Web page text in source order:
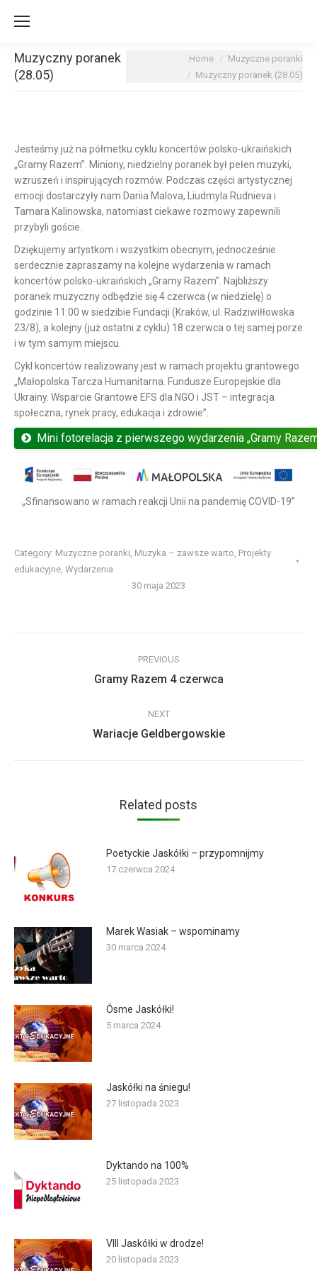
Muzyczny poranek
(28.05)
Home
Muzyczne poranki
Muzyczny poranek (28.05)
Jesteśmy już na półmetku cyklu koncertów polsko-ukraińskich
„Gramy Razem”. Miniony, niedzielny poranek był pełen muzyki,
wzruszeń i inspirujących rozmów. Podczas części artystycznej
emocji dostarczyły nam Dariia Malova, Liudmyla Rudnieva i
Tamara Kalinowska, natomiast ciekawe rozmowy zapewnili
przybyli goście.
Dziękujemy artystkom i wszystkim obecnym, jednocześnie
serdecznie zapraszamy na kolejne wydarzenia w ramach
koncertów polsko-ukraińskich „Gramy Razem”. Najbliższy
poranek muzyczny odbędzie się 4 czerwca (w niedzielę) o
godzinie 11:00 w siedzibie Fundacji (Kraków, ul. Radziwiłłowska
23/8), a kolejny (już ostatni z cyklu) 18 czerwca o tej samej porze
i w tym samym miejscu.
Cykl koncertów realizowany jest w ramach projektu grantowego
„Małopolska Tarcza Humanitarna. Fundusze Europejskie dla
Ukrainy. Wsparcie Grantowe EFS dla NGO i JST – integracja
społeczna, rynek pracy, edukacja i zdrowie”.
Mini fotorelacja z pierwszego wydarzenia „Gramy
„Sfinansowano w ramach reakcji Unii na pandemię COVID-19”
Category: Muzyczne poranki Muzyka – zawsze warto Projekty
edukacyjne Wydarzenia
30 maja 2023
navigation
PREVIOUS
Previous
Gramy Razem 4 czerwca
NEXT
Next
Wariacje Geldbergowskie
Related posts
Poetyckie Jaskółki – przypomnijmy
17 czerwca 2024
Marek Wasiak – wspominamy
30 marca 2024
Ósme Jaskółki!
5 marca 2024
Jaskółki na śniegu!
27 listopada 2023
Dyktando na 100%
25 listopada 2023
VIII Jaskółki w drodze!
20 listopada 2023